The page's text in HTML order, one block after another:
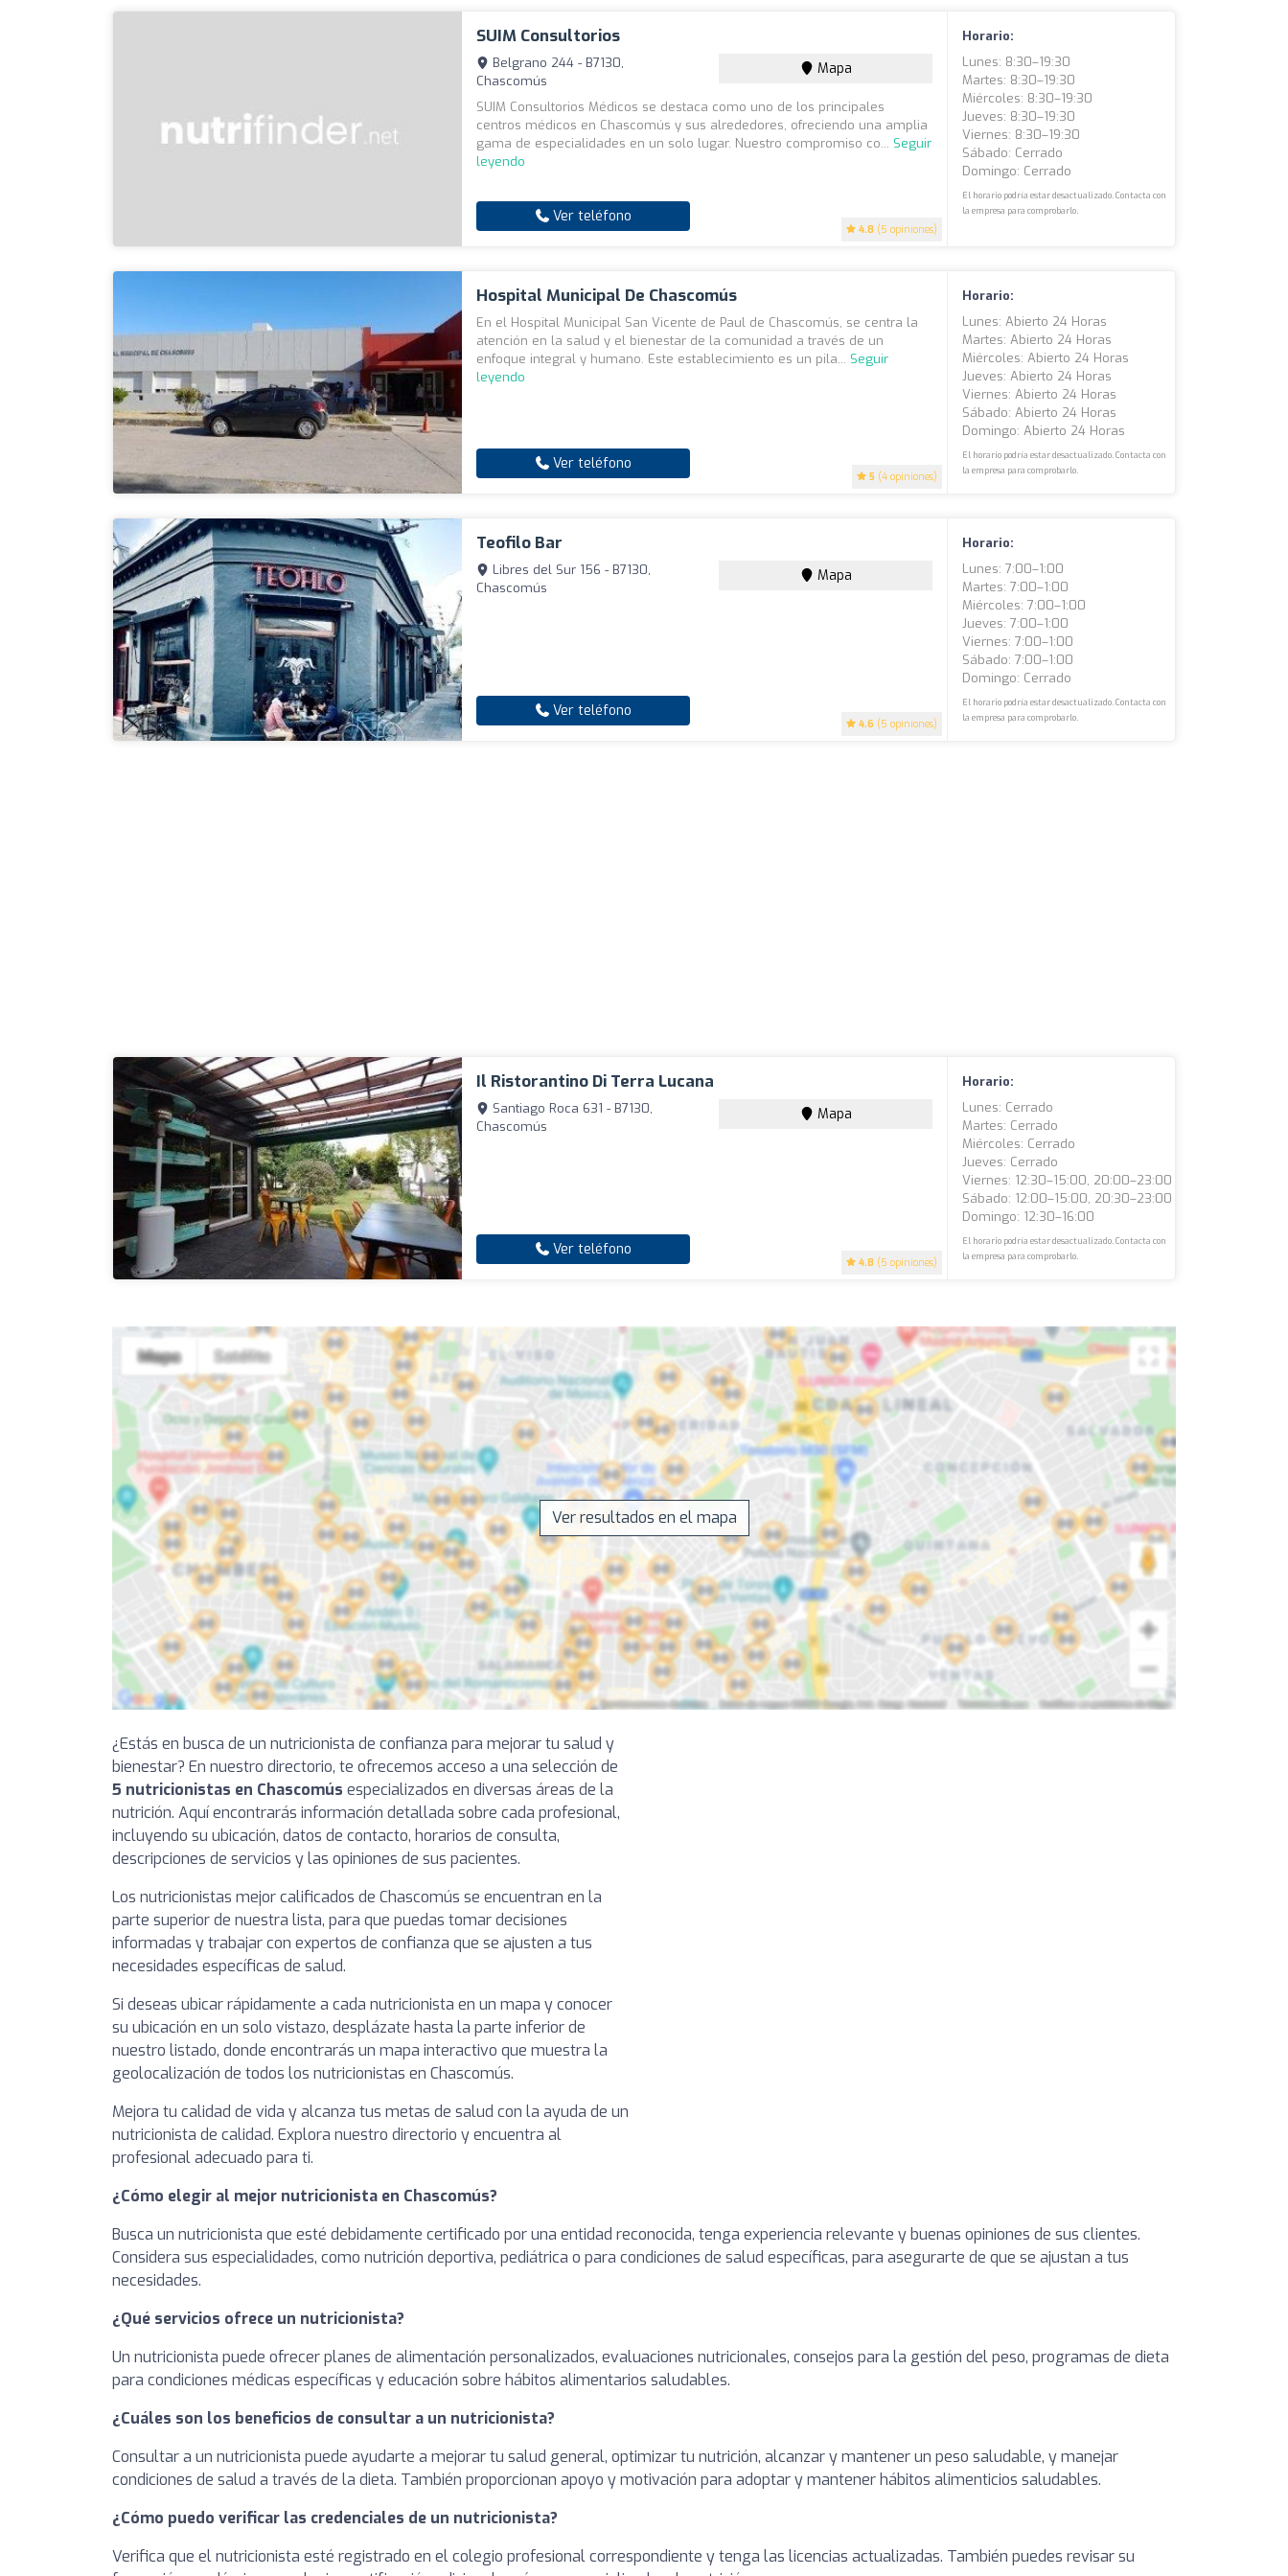
SUIM Consultorios
4.8 (5 opiniones)
Belgrano 244 - B7130,
Chascomús
Mapa
SUIM Consultorios Médicos se destaca como uno de los principales
centros médicos en Chascomús y sus alrededores, ofreciendo una amplia
gama de especialidades en un solo lugar. Nuestro compromiso co... Seguir
leyendo
Ver teléfono
Horario:
Lunes: 8:30–19:30
Martes: 8:30–19:30
Miércoles: 8:30–19:30
Jueves: 8:30–19:30
Viernes: 8:30–19:30
Sábado: Cerrado
Domingo: Cerrado
El horario podría estar desactualizado. Contacta con
la empresa para comprobarlo.
Hospital Municipal De Chascomús
5 (4 opiniones)
En el Hospital Municipal San Vicente de Paul de Chascomús, se centra la
atención en la salud y el bienestar de la comunidad a través de un
enfoque integral y humano. Este establecimiento es un pila... Seguir
leyendo
Ver teléfono
Horario:
Lunes: Abierto 24 Horas
Martes: Abierto 24 Horas
Miércoles: Abierto 24 Horas
Jueves: Abierto 24 Horas
Viernes: Abierto 24 Horas
Sábado: Abierto 24 Horas
Domingo: Abierto 24 Horas
El horario podría estar desactualizado. Contacta con
la empresa para comprobarlo.
Teofilo Bar
4.6 (5 opiniones)
Libres del Sur 156 - B7130,
Chascomús
Mapa
Ver teléfono
Horario:
Lunes: 7:00–1:00
Martes: 7:00–1:00
Miércoles: 7:00–1:00
Jueves: 7:00–1:00
Viernes: 7:00–1:00
Sábado: 7:00–1:00
Domingo: Cerrado
El horario podría estar desactualizado. Contacta con
la empresa para comprobarlo.
Il Ristorantino Di Terra Lucana
4.8 (5 opiniones)
Santiago Roca 631 - B7130,
Chascomús
Mapa
Ver teléfono
Horario:
Lunes: Cerrado
Martes: Cerrado
Miércoles: Cerrado
Jueves: Cerrado
Viernes: 12:30–15:00, 20:00–23:00
Sábado: 12:00–15:00, 20:30–23:00
Domingo: 12:30–16:00
El horario podría estar desactualizado. Contacta con
la empresa para comprobarlo.
Ver resultados en el mapa
¿Estás en busca de un nutricionista de confianza para mejorar tu salud y
bienestar? En nuestro directorio, te ofrecemos acceso a una selección de
5 nutricionistas en Chascomús especializados en diversas áreas de la
nutrición. Aquí encontrarás información detallada sobre cada profesional,
incluyendo su ubicación, datos de contacto, horarios de consulta,
descripciones de servicios y las opiniones de sus pacientes.
Los nutricionistas mejor calificados de Chascomús se encuentran en la
parte superior de nuestra lista, para que puedas tomar decisiones
informadas y trabajar con expertos de confianza que se ajusten a tus
necesidades específicas de salud.
Si deseas ubicar rápidamente a cada nutricionista en un mapa y conocer
su ubicación en un solo vistazo, desplázate hasta la parte inferior de
nuestro listado, donde encontrarás un mapa interactivo que muestra la
geolocalización de todos los nutricionistas en Chascomús.
Mejora tu calidad de vida y alcanza tus metas de salud con la ayuda de un
nutricionista de calidad. Explora nuestro directorio y encuentra al
profesional adecuado para ti.
¿Cómo elegir al mejor nutricionista en Chascomús?
Busca un nutricionista que esté debidamente certificado por una entidad reconocida, tenga experiencia relevante y buenas opiniones de sus clientes.
Considera sus especialidades, como nutrición deportiva, pediátrica o para condiciones de salud específicas, para asegurarte de que se ajustan a tus
necesidades.
¿Qué servicios ofrece un nutricionista?
Un nutricionista puede ofrecer planes de alimentación personalizados, evaluaciones nutricionales, consejos para la gestión del peso, programas de dieta
para condiciones médicas específicas y educación sobre hábitos alimentarios saludables.
¿Cuáles son los beneficios de consultar a un nutricionista?
Consultar a un nutricionista puede ayudarte a mejorar tu salud general, optimizar tu nutrición, alcanzar y mantener un peso saludable, y manejar
condiciones de salud a través de la dieta. También proporcionan apoyo y motivación para adoptar y mantener hábitos alimenticios saludables.
¿Cómo puedo verificar las credenciales de un nutricionista?
Verifica que el nutricionista esté registrado en el colegio profesional correspondiente y tenga las licencias actualizadas. También puedes revisar su